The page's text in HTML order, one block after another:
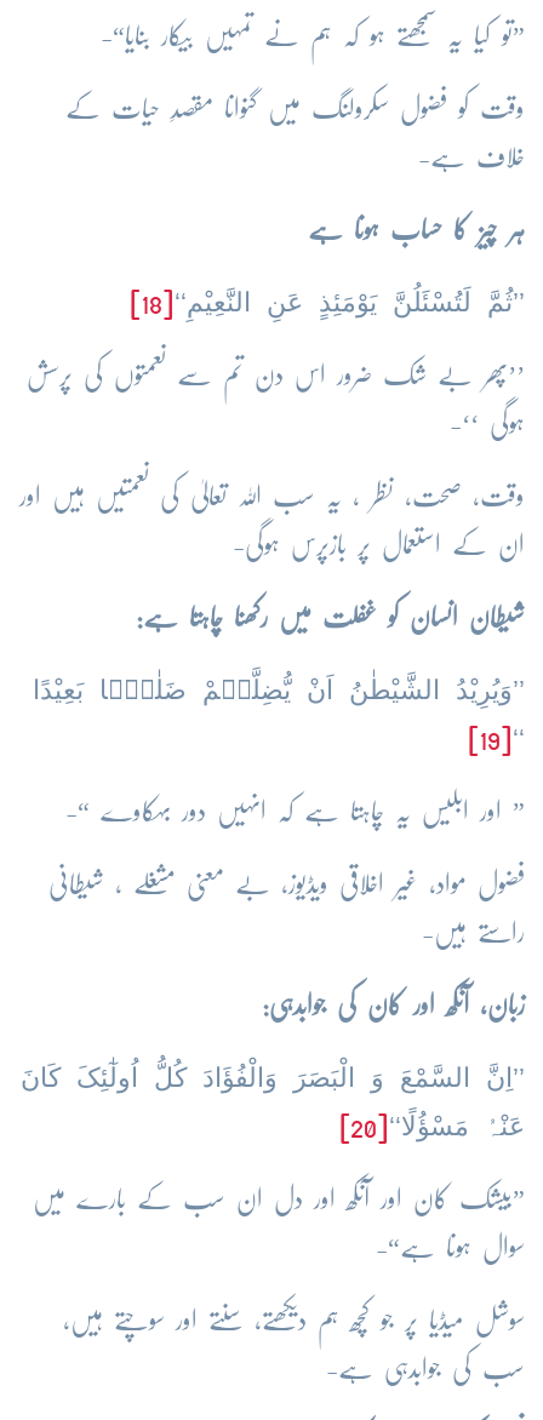
”تو کیا یہ سمجھتے ہو کہ ہم نے تمہیں بیکار بنایا“-
وقت کو فضول سکرولنگ میں گنوانا مقصدِ حیات کے
خلاف ہے-
ہر چیز کا حساب ہونا ہے
’’ثُمَّ لَتُسْئَلُنَّ يَوْمَئِذٍ عَنِ النَّعِيْمِ‘‘
’’پھر بے شک ضرور اس دن تم سے نعمتوں کی پرسش
ہوگی ‘‘-
وقت، صحت، نظر ، یہ سب اللہ تعالیٰ کی نعمتیں ہیں اور
ان کے استعمال پر بازپرس ہوگی-
شیطان انسان کو غفلت میں رکھنا چاہتا ہے:
’’وَیُرِیْدُ الشَّیْطٰنُ اَنْ یُّضِلَّہُمْ ضَلٰلًۢا بَعِیْدًا
‘‘
” اور ابلیس یہ چاہتا ہے کہ انہیں دور بہکاوے “-
فضول مواد، غیر اخلاقی ویڈیوز، بے معنی مشغلے ، شیطانی
راستے ہیں-
زبان، آنکھ اور کان کی جوابدہی:
’’اِنَّ السَّمْعَ وَ الْبَصَرَ وَالْفُؤَادَ کُلُّ اُولٰٓئِکَ کَانَ
عَنْہُ مَسْؤُلًا‘‘
”بیشک کان اور آنکھ اور دل ان سب کے بارے میں
سوال ہونا ہے“-
سوشل میڈیا پر جو کچھ ہم دیکھتے، سنتے اور سوچتے ہیں،
سب کی جوابدہی ہے-